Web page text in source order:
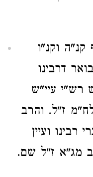
וקנ"ו
דרבינו
רש"י עיי"ש
ז"ל. והרב
ועיין
מג"א ז"ל שם.